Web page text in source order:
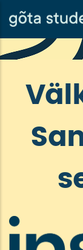
Hoppa
till
huvudinnehåll